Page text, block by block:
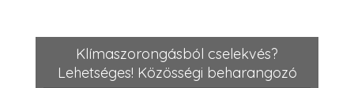
Klímaszorongásból cselekvés?
Lehetséges! Közösségi beharangozó